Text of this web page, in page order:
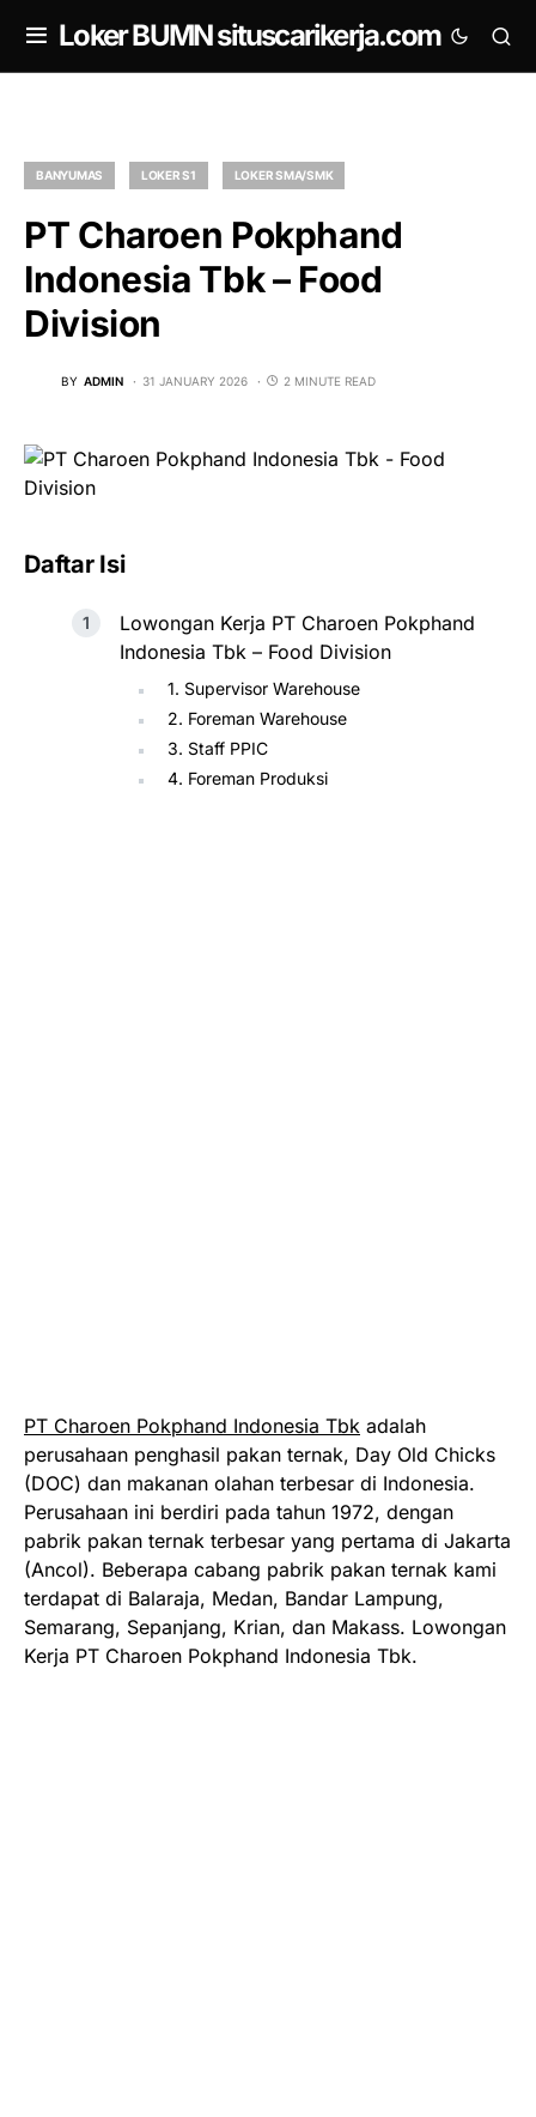
Loker BUMN situscarikerja.com
BANYUMAS LOKER S1 LOKER SMA/SMK
PT Charoen Pokphand
Indonesia Tbk – Food
Division
BY ADMIN 31 JANUARY 2026 2 MINUTE READ
Daftar Isi
Lowongan Kerja PT Charoen Pokphand
Indonesia Tbk – Food Division
1. Supervisor Warehouse
2. Foreman Warehouse
3. Staff PPIC
4. Foreman Produksi
PT Charoen Pokphand Indonesia Tbk adalah
perusahaan penghasil pakan ternak, Day Old Chicks
(DOC) dan makanan olahan terbesar di Indonesia.
Perusahaan ini berdiri pada tahun 1972, dengan
pabrik pakan ternak terbesar yang pertama di Jakarta
(Ancol). Beberapa cabang pabrik pakan ternak kami
terdapat di Balaraja, Medan, Bandar Lampung,
Semarang, Sepanjang, Krian, dan Makass. Lowongan
Kerja PT Charoen Pokphand Indonesia Tbk.